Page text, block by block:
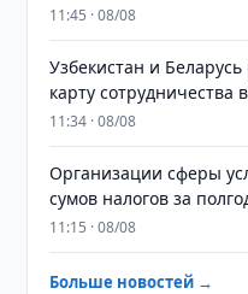
11:45 · 08/08
Узбекистан и
карту сотрудничества
11:34 · 08/08
Организации сферы
сумов налогов за
11:15 · 08/08
Больше новостей →